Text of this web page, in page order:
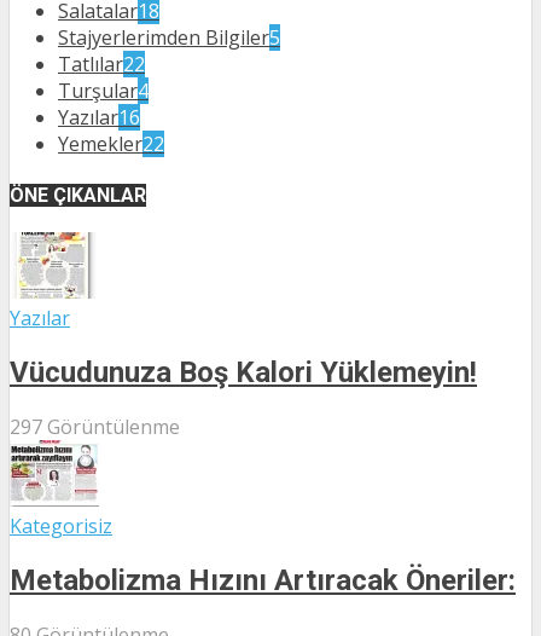
Salatalar18
Stajyerlerimden Bilgiler5
Tatlılar22
Turşular4
Yazılar16
Yemekler22
ÖNE ÇIKANLAR
Yazılar
Vücudunuza Boş Kalori Yüklemeyin!
297 Görüntülenme
Kategorisiz
Metabolizma Hızını Artıracak Öneriler: